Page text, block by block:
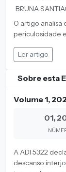
BRUNA
O artigo analisa
periculosidade
Ler artigo
Sobre esta
Volume 1,
01,
A ADI 5322
descanso